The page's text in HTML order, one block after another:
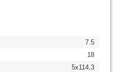
7.5
18
5x114,3